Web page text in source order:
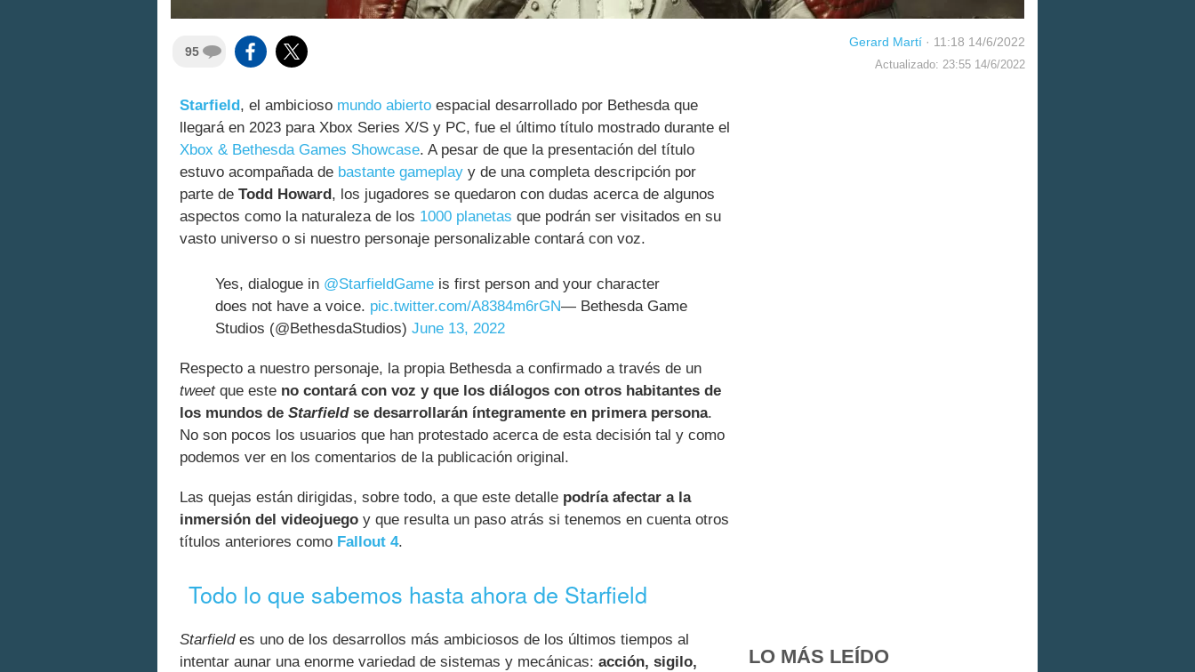
95
Gerard Martí · 11:18 14/6/2022
Actualizado: 23:55 14/6/2022
Starfield , el ambicioso mundo abierto espacial desarrollado por Bethesda que
llegará en 2023 para Xbox Series X/S y PC, fue el último título mostrado durante el
Xbox & Bethesda Games Showcase. A pesar de que la presentación del título
estuvo acompañada de bastante gameplay y de una completa descripción por
parte de Todd Howard , los jugadores se quedaron con dudas acerca de algunos
aspectos como la naturaleza de los 1000 planetas que podrán ser visitados en su
vasto universo o si nuestro personaje personalizable contará con voz.
Yes, dialogue in @StarfieldGame is first person and your character
does not have a voice. pic.twitter.com/A8384m6rGN— Bethesda Game
Studios (@BethesdaStudios) June 13, 2022
Respecto a nuestro personaje, la propia Bethesda a confirmado a través de un
tweetque este no contará con voz y que los diálogos con otros habitantes de
los mundos de Starfieldse desarrollarán íntegramente en primera persona.
No son pocos los usuarios que han protestado acerca de esta decisión tal y como
podemos ver en los comentarios de la publicación original.
Las quejas están dirigidas, sobre todo, a que este detalle podría afectar a la
inmersión del videojuego y que resulta un paso atrás si tenemos en cuenta otros
títulos anteriores como Fallout 4.
Todo lo que sabemos hasta ahora de Starfield
Starfieldes uno de los desarrollos más ambiciosos de los últimos tiempos al
intentar aunar una enorme variedad de sistemas y mecánicas: acción, sigilo,
LO MÁS LEÍDO